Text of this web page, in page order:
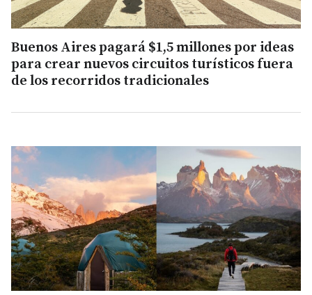
Buenos Aires pagará $1,5 millones por ideas
para crear nuevos circuitos turísticos fuera
de los recorridos tradicionales